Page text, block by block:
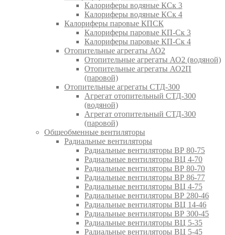
Калориферы водяные КСк 3
Калориферы водяные КСк 4
Калориферы паровые КПСК
Калориферы паровые КП-Ск 3
Калориферы паровые КП-Ск 4
Отопительные агрегаты АО2
Отопительные агрегаты АО2 (водяной)
Отопительные агрегаты АО2П
(паровой)
Отопительные агрегаты СТД-300
Агрегат отопительный СТД-300
(водяной)
Агрегат отопительный СТД-300
(паровой)
Общеобменные вентиляторы
Радиальные вентиляторы
Радиальные вентиляторы ВР 80-75
Радиальные вентиляторы ВЦ 4-70
Радиальные вентиляторы ВР 80-70
Радиальные вентиляторы ВР 86-77
Радиальные вентиляторы ВЦ 4-75
Радиальные вентиляторы ВР 280-46
Радиальные вентиляторы ВЦ 14-46
Радиальные вентиляторы ВР 300-45
Радиальные вентиляторы ВЦ 5-35
Радиальные вентиляторы ВЦ 5-45